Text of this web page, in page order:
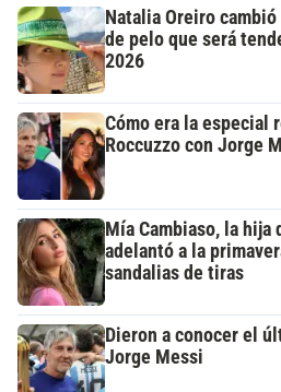
Natalia Oreiro
de pelo que será
2026
Cómo era la especial
Roccuzzo con Jorge
Mía Cambiaso, la hija
adelantó a la
sandalias de tiras
Dieron a conocer el
Jorge Messi